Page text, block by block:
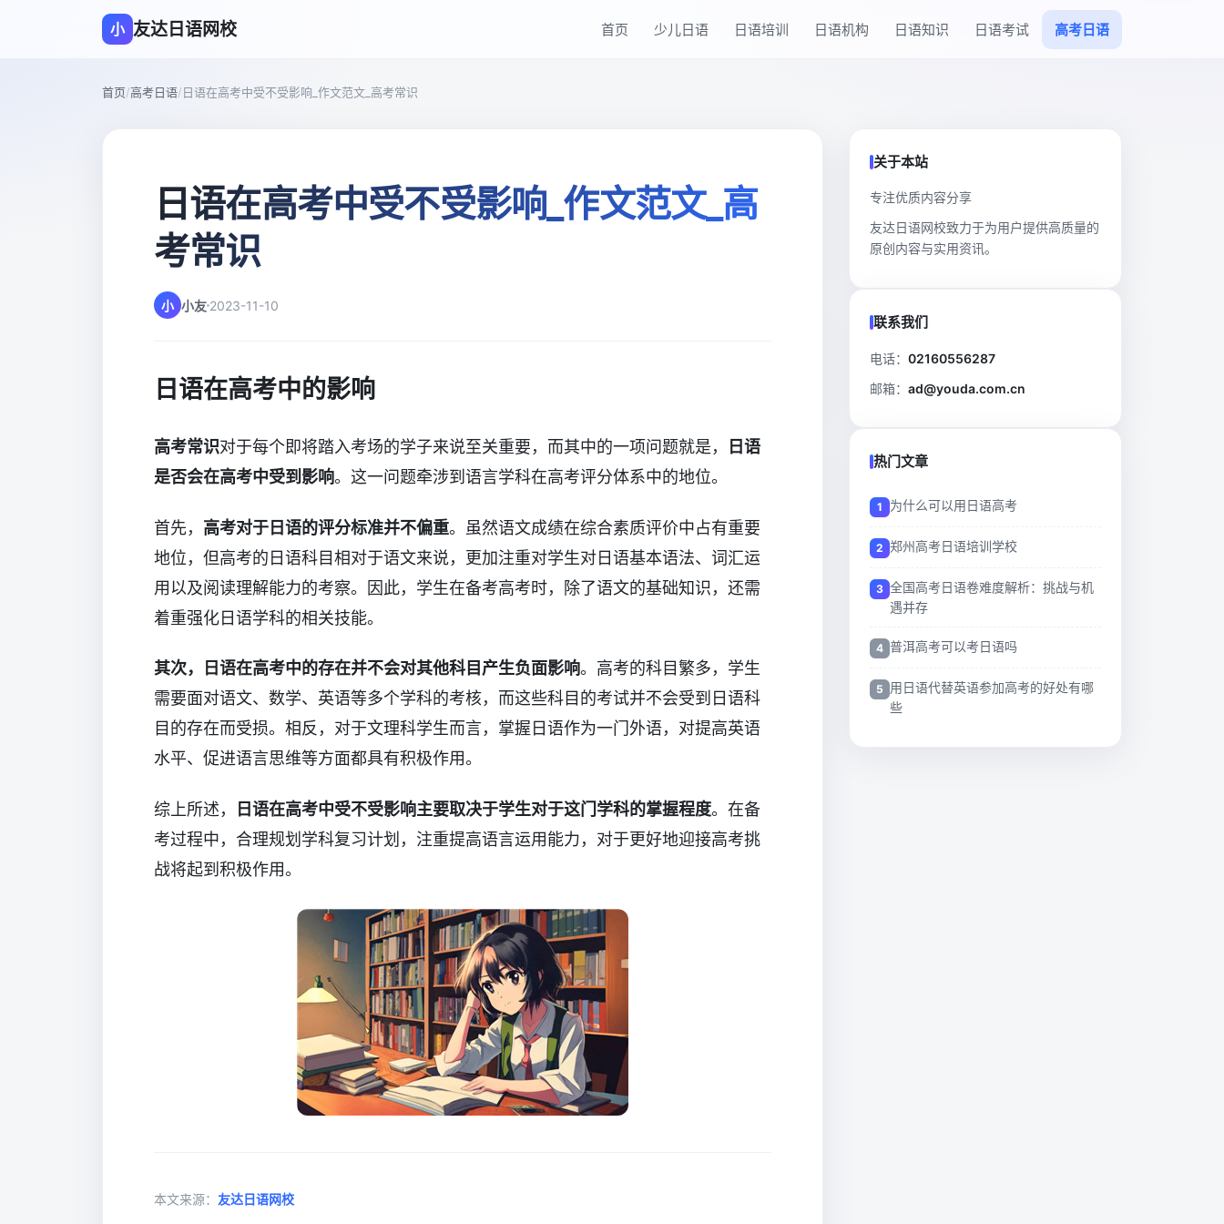
小 友达日语网校 首页 少儿日语 日语培训 日语机构 日语知识 日语考试 高考日语
首页/高考日语/日语在高考中受不受影响_作文范文_高考常识
日语在高考中受不受影响_作文范文_高
考常识
小 小友 2023-11-10
日语在高考中的影响
高考常识对于每个即将踏入考场的学子来说至关重要，而其中的一项问题就是，
日语
是否会在高考中受到影响。这一问题牵涉到语言学科在高考评分体系中的地位。
首先， 高考对于日语的评分标准并不偏重。虽然语文成绩在综合素质评价中占有重要
地位，但高考的日语科目相对于语文来说，更加注重对学生对日语基本语法、词汇运
用以及阅读理解能力的考察。因此，学生在备考高考时，除了语文的基础知识，还需
着重强化日语学科的相关技能。
其次，日语在高考中的存在并不会对其他科目产生负面影响。高考的科目繁多，学生
需要面对语文、数学、英语等多个学科的考核，而这些科目的考试并不会受到日语科
目的存在而受损。相反，对于文理科学生而言，掌握日语作为一门外语，对提高英语
水平、促进语言思维等方面都具有积极作用。
综上所述， 日语在高考中受不受影响主要取决于学生对于这门学科的掌握程度。在备
考过程中，合理规划学科复习计划，注重提高语言运用能力，对于更好地迎接高考挑
战将起到积极作用。
本文来源： 友达日语网校
关于本站
专注优质内容分享
友达日语网校致力于为用户提供高质量的
原创内容与实用资讯。
联系我们
电话： 02160556287
邮箱： ad@youda.com.cn
热门文章
为什么可以用日语高考
郑州高考日语培训学校
全国高考日语卷难度解析：挑战与机
遇并存
普洱高考可以考日语吗
用日语代替英语参加高考的好处有哪
些